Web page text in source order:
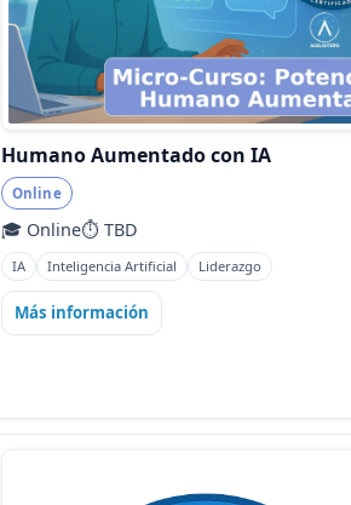
Humano Aumentado con IA
Online
🎓 Online⏱️ TBD
IA Inteligencia Artificial Liderazgo
Más información